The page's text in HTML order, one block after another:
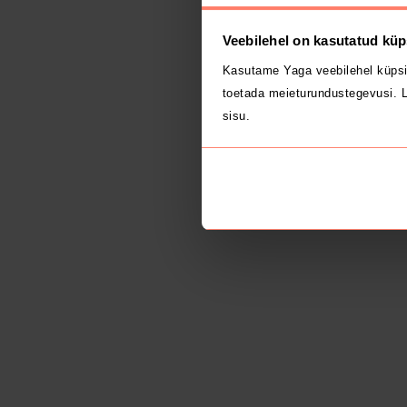
Veebilehel on kasutatud
Kasutame Yaga veebilehel
toetada meieturundustegevusi.
sisu.